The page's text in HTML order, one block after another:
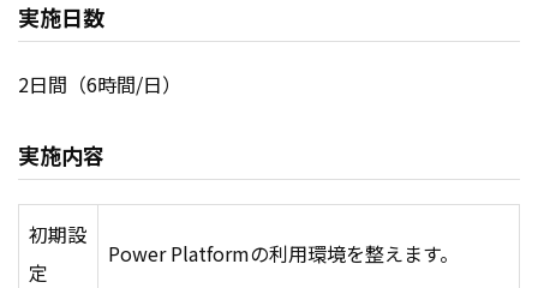
実施日数
2日間（6時間/日）
実施内容
初期設
定
Power Platformの利用環境を整えます。